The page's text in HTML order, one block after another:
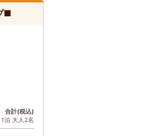
■
合計(税込)
1泊 大人2名